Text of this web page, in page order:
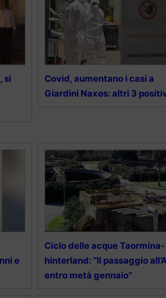
si
Covid, aumentano i casi a
Giardini Naxos: altri 3
e
Ciclo delle acque Taormina-
hinterland: “Il passaggio
entro metà gennaio”